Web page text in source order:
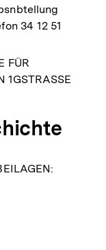
34 12 51
FÜR
1GSTRASSE